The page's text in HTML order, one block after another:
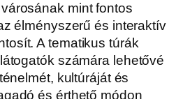
mint fontos
élményszerű és interaktív
A tematikus túrák
számára lehetővé
kultúráját és
és érthető módon